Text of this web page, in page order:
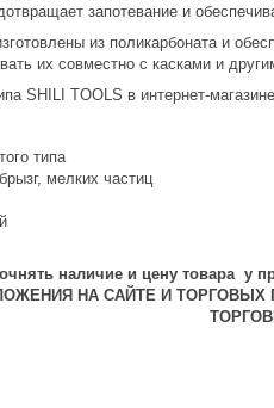
запотевание и
из поликарбоната и
их совместно с касками и
SHILI TOOLS в интернет-
типа
мелких частиц
наличие и цену товара у
НА САЙТЕ И